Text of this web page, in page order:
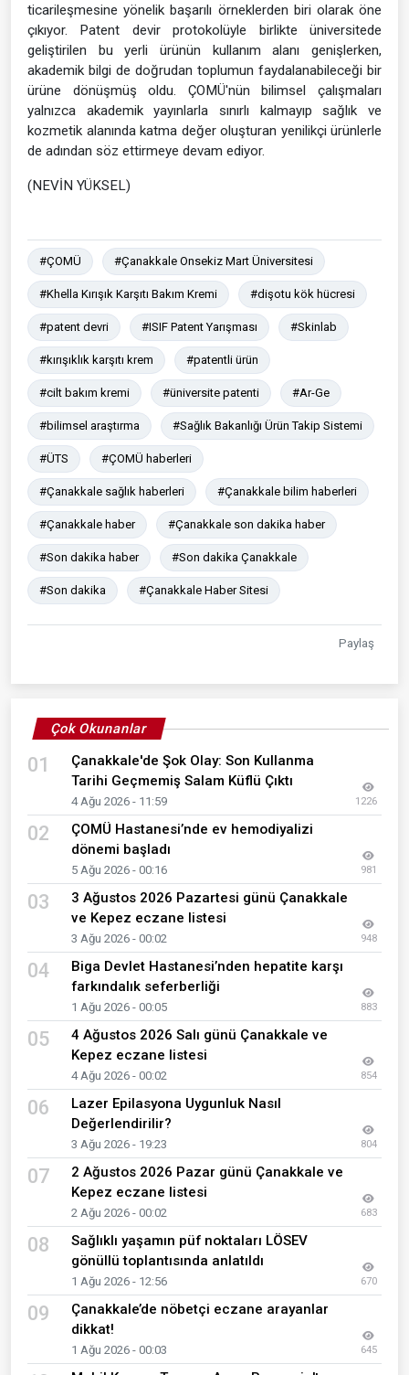
ticarileşmesine yönelik başarılı örneklerden biri olarak öne
çıkıyor. Patent devir protokolüyle birlikte üniversitede
geliştirilen bu yerli ürünün kullanım alanı genişlerken,
akademik bilgi de doğrudan toplumun faydalanabileceği bir
ürüne dönüşmüş oldu. ÇOMÜ'nün bilimsel çalışmaları
yalnızca akademik yayınlarla sınırlı kalmayıp sağlık ve
kozmetik alanında katma değer oluşturan yenilikçi ürünlerle
de adından söz ettirmeye devam ediyor.
(NEVİN YÜKSEL)
#ÇOMÜ #Çanakkale Onsekiz Mart Üniversitesi
#Khella Kırışık Karşıtı Bakım Kremi #dişotu kök hücresi
#patent devri #ISIF Patent Yarışması #Skinlab
#kırışıklık karşıtı krem #patentli ürün
#cilt bakım kremi #üniversite patenti #Ar-Ge
#bilimsel araştırma #Sağlık Bakanlığı Ürün Takip Sistemi
#ÜTS #ÇOMÜ haberleri
#Çanakkale sağlık haberleri #Çanakkale bilim haberleri
#Çanakkale haber #Çanakkale son dakika haber
#Son dakika haber #Son dakika Çanakkale
#Son dakika #Çanakkale Haber Sitesi
Paylaş
Çok Okunanlar
01
Çanakkale'de Şok Olay: Son Kullanma
Tarihi Geçmemiş Salam Küflü Çıktı
4 Ağu 2026 - 11:59 1226
02
ÇOMÜ Hastanesi’nde ev hemodiyalizi
dönemi başladı
5 Ağu 2026 - 00:16 981
03
3 Ağustos 2026 Pazartesi günü Çanakkale
ve Kepez eczane listesi
3 Ağu 2026 - 00:02 948
04
Biga Devlet Hastanesi’nden hepatite karşı
farkındalık seferberliği
1 Ağu 2026 - 00:05 883
05
4 Ağustos 2026 Salı günü Çanakkale ve
Kepez eczane listesi
4 Ağu 2026 - 00:02 854
06
Lazer Epilasyona Uygunluk Nasıl
Değerlendirilir?
3 Ağu 2026 - 19:23 804
07
2 Ağustos 2026 Pazar günü Çanakkale ve
Kepez eczane listesi
2 Ağu 2026 - 00:02 683
08
Sağlıklı yaşamın püf noktaları LÖSEV
gönüllü toplantısında anlatıldı
1 Ağu 2026 - 12:56 670
09
Çanakkale’de nöbetçi eczane arayanlar
dikkat!
1 Ağu 2026 - 00:03 645